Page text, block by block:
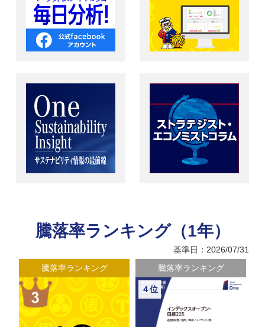
騰落率ランキング（1年）
基準日：2026/07/31
騰落率ランキング
騰落率ランキング
４位